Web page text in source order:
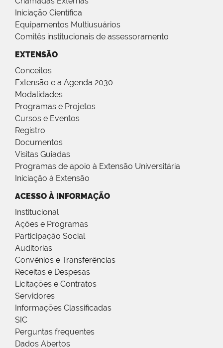
Iniciação Científica
Equipamentos Multiusuários
Comitês institucionais de assessoramento
EXTENSÃO
Conceitos
Extensão e a Agenda 2030
Modalidades
Programas e Projetos
Cursos e Eventos
Registro
Documentos
Visitas Guiadas
Programas de apoio à Extensão Universitária
Iniciação à Extensão
ACESSO À INFORMAÇÃO
Institucional
Ações e Programas
Participação Social
Auditorias
Convênios e Transferências
Receitas e Despesas
Licitações e Contratos
Servidores
Informações Classificadas
SIC
Perguntas frequentes
Dados Abertos